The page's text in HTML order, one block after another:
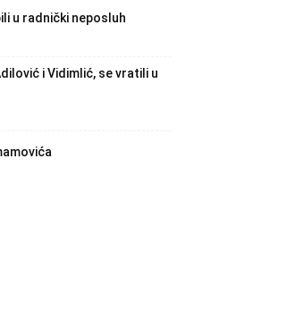
u radnički neposluh
i Vidimlić, se vratili u